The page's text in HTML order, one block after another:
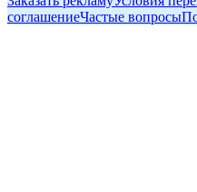
соглашениеЧастые вопросы